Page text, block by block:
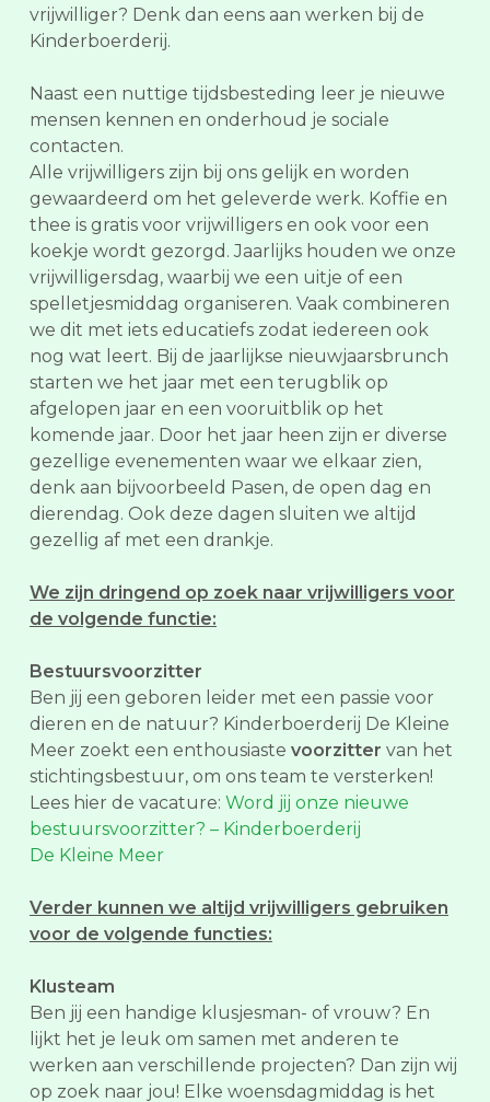
vrijwilliger? Denk dan eens aan werken bij de
Kinderboerderij.
Naast een nuttige tijdsbesteding leer je nieuwe
mensen kennen en onderhoud je sociale
contacten.
Alle vrijwilligers zijn bij ons gelijk en worden
gewaardeerd om het geleverde werk. Koffie en
thee is gratis voor vrijwilligers en ook voor een
koekje wordt gezorgd. Jaarlijks houden we onze
vrijwilligersdag, waarbij we een uitje of een
spelletjesmiddag organiseren. Vaak combineren
we dit met iets educatiefs zodat iedereen ook
nog wat leert. Bij de jaarlijkse nieuwjaarsbrunch
starten we het jaar met een terugblik op
afgelopen jaar en een vooruitblik op het
komende jaar. Door het jaar heen zijn er diverse
gezellige evenementen waar we elkaar zien,
denk aan bijvoorbeeld Pasen, de open dag en
dierendag. Ook deze dagen sluiten we altijd
gezellig af met een drankje.
We zijn dringend op zoek naar vrijwilligers voor
de volgende functie:
Bestuursvoorzitter
Ben jij een geboren leider met een passie voor
dieren en de natuur? Kinderboerderij De Kleine
Meer zoekt een enthousiaste voorzitter van het
stichtingsbestuur, om ons team te versterken!
Lees hier de vacature: Word jij onze nieuwe
bestuursvoorzitter? – Kinderboerderij
De Kleine Meer
Verder kunnen we altijd vrijwilligers gebruiken
voor de volgende functies:
Klusteam
Ben jij een handige klusjesman- of vrouw? En
lijkt het je leuk om samen met anderen te
werken aan verschillende projecten? Dan zijn wij
op zoek naar jou! Elke woensdagmiddag is het